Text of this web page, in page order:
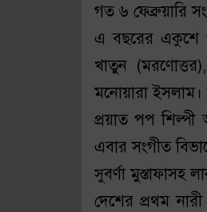
গত ৬ ফেব্রুয়ারি
এ বছরের একুশে
খাতুন
মনোয়ারা ইসলাম।
প্রয়াত পপ
এবার সংগীত
সুবর্ণা
দেশের প্রথম